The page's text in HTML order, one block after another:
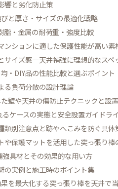
響と劣化防止策
と厚さ・サイズの最適化戦略
脂・金属の耐荷重・強度比較
ンションに適した保護性能が高い素
サイズ感―天井補強に理想的なスペ
・DIY品の性能比較と選ぶポイント
る負荷分散の設計理論
壁や天井の傷防止テクニックと設
ケースの実態と安全設置ガイドラ
類別注意点と跡やへこみを防ぐ具体
や保護マットを活用した突っ張り棒
強具材とその効果的な用い方
の実例と施工時のポイント集
を最大化する突っ張り棒を天井で